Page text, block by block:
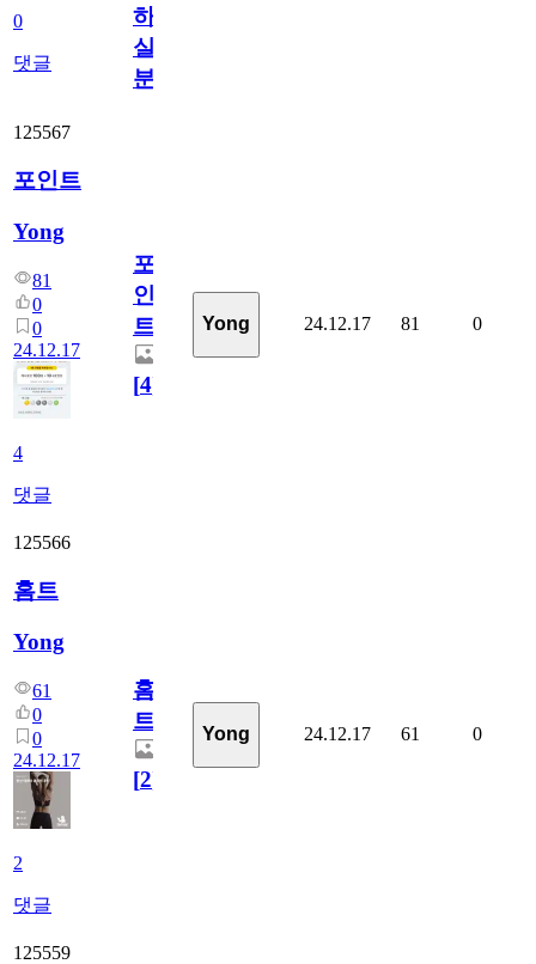
0
댓글
하
실
분
125567
포인트
Yong
81
0
0
24.12.17
4
댓글
포
인
트
[4]
Yong 24.12.17 81 0
125566
홈트
Yong
61
0
0
24.12.17
2
댓글
홈
트
[2]
Yong 24.12.17 61 0
125559